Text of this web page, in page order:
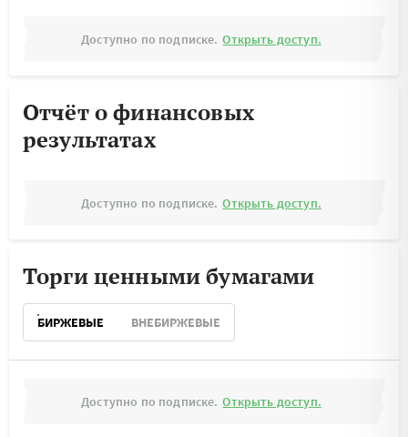
Доступно по подписке. Открыть доступ.
Отчёт о финансовых
результатах
Доступно по подписке. Открыть доступ.
Торги ценными бумагами
БИРЖЕВЫЕ ВНЕБИРЖЕВЫЕ
Доступно по подписке. Открыть доступ.